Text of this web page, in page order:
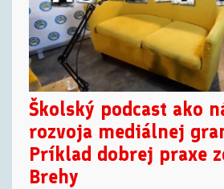
Školský podcast ako
rozvoja mediálnej
Príklad dobrej praxe
Brehy